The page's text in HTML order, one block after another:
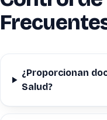
¿Proporcionan
Salud?